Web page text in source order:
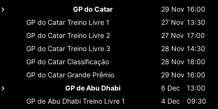
GP do Catar
29 Nov 16:00
GP do Catar Treino Livre 1 27 Nov 13:30
GP do Catar Treino Livre 2 27 Nov 17:00
GP do Catar Treino Livre 3 28 Nov 14:30
GP do Catar Classificaçāo 28 Nov 18:00
GP do Catar Grande Prêmio 29 Nov 16:00
GP de Abu Dhabi
6 Dec
13:00
GP de Abu Dhabi Treino Livre 1 4 Dec
09:30